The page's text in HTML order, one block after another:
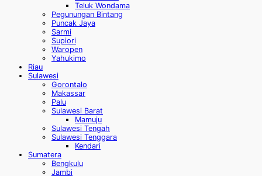
Teluk Wondama
Pegunungan Bintang
Puncak Jaya
Sarmi
Supiori
Waropen
Yahukimo
Riau
Sulawesi
Gorontalo
Makassar
Palu
Sulawesi Barat
Mamuju
Sulawesi Tengah
Sulawesi Tenggara
Kendari
Sumatera
Bengkulu
Jambi